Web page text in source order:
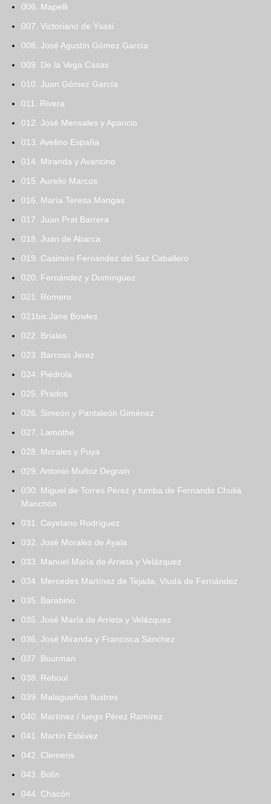
006. Mapelli
007. Victoriano de Ysasi
008. José Agustín Gómez García
009. De la Vega Casas
010. Juan Gómez García
011. Rivera
012. José Mensales y Aparicio
013. Avelino España
014. Miranda y Avancino
015. Aurelio Marcos
016. María Teresa Mangas
017. Juan Prat Barrera
018. Juan de Abarca
019. Casimiro Fernández del Saz Caballero
020. Fernández y Domínguez
021. Romero
021bis.Jane Bowles
022. Briales
023. Barroso Jerez
024. Piédrola
025. Prados
026. Simeón y Pantaleón Giménez
027. Lamothe
028. Morales y Puya
029. Antonio Muñoz Degrain
030. Miguel de Torres Pérez y tumba de Fernando Chuliá
Manchón
031. Cayetano Rodríguez
032. José Morales de Ayala
033. Manuel María de Arrieta y Velázquez
034. Mercedes Martínez de Tejada, Viuda de Fernández
035. Barabino
035. José María de Arrieta y Velázquez
036. José Miranda y Francisca Sánchez
037. Bourman
038. Reboul
039. Malagueños Ilustres
040. Martínez / luego Pérez Ramírez
041. Martín Estévez
042. Clemens
043. Bolín
044. Chacón